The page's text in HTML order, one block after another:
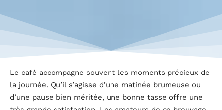
Le café accompagne souvent les moments précieux de
la journée. Qu’il s’agisse d’une matinée brumeuse ou
d’une pause bien méritée, une bonne tasse offre une